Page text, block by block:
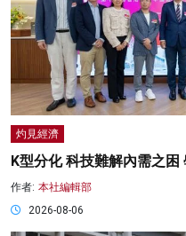
灼見經濟
K型分化 科技難解內需之困
作者: 本社編輯部
2026-08-06